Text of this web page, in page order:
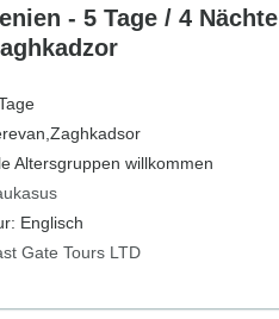
- 5 Tage / 4 Nächte
Zaghkadsor
Altersgruppen willkommen
Englisch
Gate Tours LTD